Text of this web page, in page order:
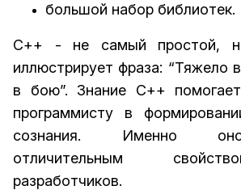
большой набор библиотек.
С++ - не самый простой,
иллюстрирует фраза: “Тяжело
в бою”. Знание С++
программисту в
сознания. Именно
отличительным
разработчиков.